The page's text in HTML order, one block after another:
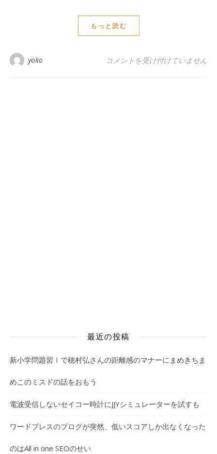
もっと読む
yoko 食いつきが良くてウンチも下痢
コメントを受け付けていません
最近の投稿
新小学問題習Ⅰで穂村弘さんの距離感のマナーにまめきちま
めこのミスドの話をおもう
電波受信しないセイコー時計にJJYシミュレーターを試すも
ワードプレスのブログが突然、低いスコアしか出なくなった
のはAll in one SEOのせい